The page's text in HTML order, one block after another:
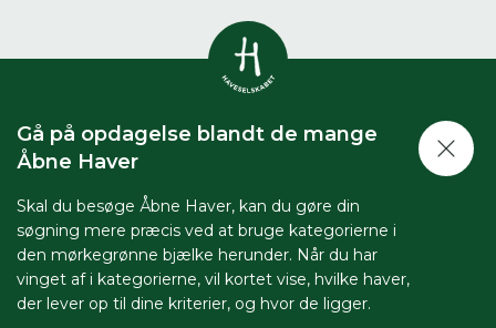
Gå på opdagelse blandt de mange
Åbne Haver
Skal du besøge Åbne Haver, kan du gøre din
søgning mere præcis ved at bruge kategorierne i
den mørkegrønne bjælke herunder. Når du har
vinget af i kategorierne, vil kortet vise, hvilke haver,
der lever op til dine kriterier, og hvor de ligger.
Havestof
0resultater
Arrangementer
0resultater
Du skal indtaste minimum 3
tegn for at se resultater
Her kan du søge i hele vores katalog af
artikler, arrangementer, produkter og åbne
haver.